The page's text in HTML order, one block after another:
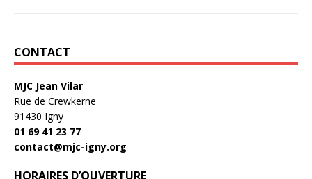
CONTACT
MJC Jean Vilar
Rue de Crewkerne
91430 Igny
01 69 41 23 77
contact@mjc-igny.org
HORAIRES D’OUVERTURE